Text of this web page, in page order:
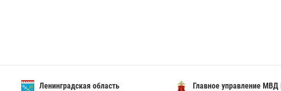
Ленинградская область Главное управление МВД